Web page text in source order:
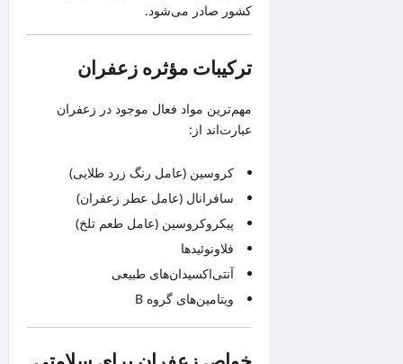
کشور صادر می‌شود.
ترکیبات مؤثره زعفران
مهم‌ترین مواد فعال موجود در زعفران
عبارت‌اند از:
کروسین (عامل رنگ زرد طلایی)
سافرانال (عامل عطر زعفران)
پیکروکروسین (عامل طعم تلخ)
فلاونوئیدها
آنتی‌اکسیدان‌های طبیعی
ویتامین‌های گروه B